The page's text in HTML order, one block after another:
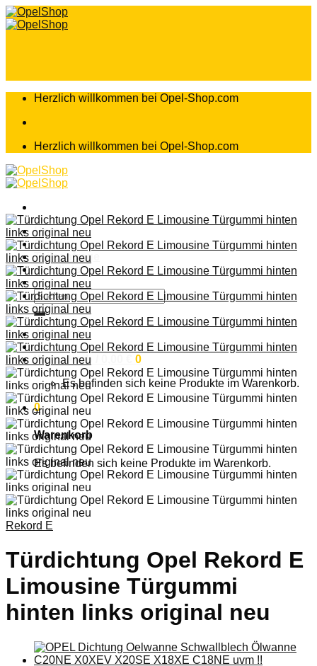
Zum
Inhalt
Herzlich willkommen bei Opel-Shop.com
Herzlich willkommen bei Opel-Shop.com
Home
Shop
Teileanfrage
Teileliste
Suchen
nach:
Anmelden
Warenkorb /
0
Es befinden sich keine Produkte im Warenkorb.
0
Warenkorb
Es befinden sich keine Produkte im Warenkorb.
Rekord E
Türdichtung Opel Rekord E
Limousine Türgummi
hinten links original neu